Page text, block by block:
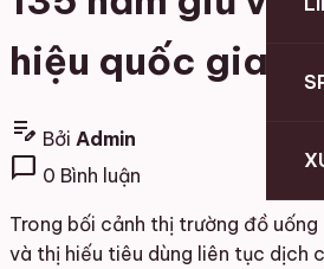
hiệu quốc gia
edit_note Bởi Admin
chat_bubble 0 Bình luận
Trong bối cảnh thị trường đồ
và thị hiếu tiêu dùng liên tục dịch